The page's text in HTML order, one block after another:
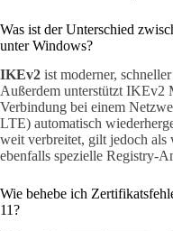
Was ist der Unterschied
unter Windows?
IKEv2 ist moderner,
Außerdem unterstützt
Verbindung bei einem
LTE) automatisch
weit verbreitet, gilt jedoch als
ebenfalls spezielle Registry-
Wie behebe ich
11?